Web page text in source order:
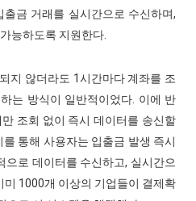
금 거래를 실시간으로 수신하며,
능하도록 지원한다.
지 않더라도 1시간마다 계좌를 조
는 방식이 일반적이었다. 이에 반
조회 없이 즉시 데이터를 송신할
통해 사용자는 입출금 발생 즉시
으로 데이터를 수신하고, 실시간으
미 1000개 이상의 기업들이 결제확